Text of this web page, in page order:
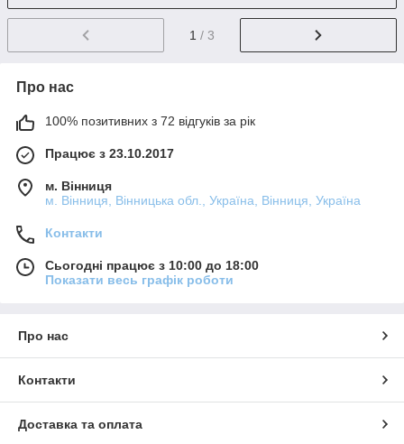
1 / 3
Про нас
100% позитивних з 72 відгуків за рік
Працює з 23.10.2017
м. Вінниця
м. Вінниця, Вінницька обл., Україна, Вінниця, Україна
Контакти
Сьогодні працює з 10:00 до 18:00
Показати весь графік роботи
Про нас
Контакти
Доставка та оплата